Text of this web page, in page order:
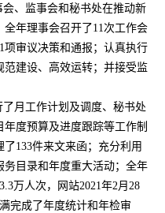
会、监事会和秘书处在推动新
全年理事会召开了11次工作会
1项审议决策和通报；认真执行
建设、高效运转；并接受监
月工作计划及调度、秘书处
度预算及进度跟踪等工作制
了133件来文来函 ；充分利用
目录和年度重大活动；全年
3.3万人次，网站2021年2月 28
完成了年度统计和年检审